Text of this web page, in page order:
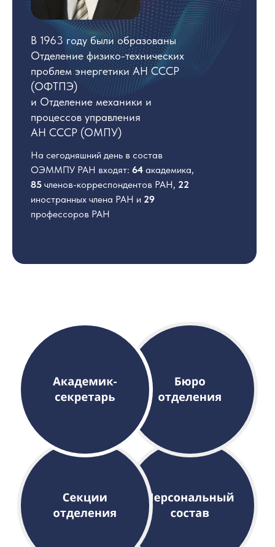
В 1963 году были образованы
Отделение физико-технических
проблем энергетики АН СССР
(ОФТПЭ)
и Отделение механики и
процессов управления
АН СССР (ОМПУ)
На сегодняшний день в состав
ОЭММПУ РАН входят: 64 академика,
85 членов-корреспондентов РАН, 22
иностранных члена РАН и 29
профессоров РАН